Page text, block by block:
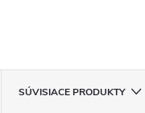
SÚVISIACE PRODUKTY